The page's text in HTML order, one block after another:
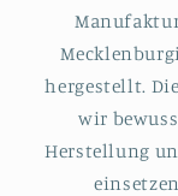
hergestellt.
wir
Herstellung